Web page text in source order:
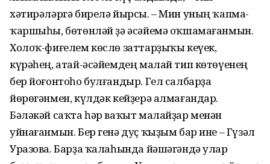
хәтирәләргә бирелә йырсы. – Мин уның ҡапма-
ҡаршыһы, бөтөнләй ҙә әсәйемә оҡшамағанмын.
Холоҡ-фиғелем көслө заттарҙыҡы кеүек,
күрәһең, атай-әсәйемдең малай тип көтөүенең
бер йоғонтоһо булғандыр. Гел салбарҙа
йөрөгәнмен, күлдәк кейҙерә алмағандар.
Бәләкәй саҡта һәр ваҡыт малайҙар менән
уйнағанмын. Бер генә дуҫ ҡыҙым бар ине – Гүзәл
Уразова. Барҙа ҡалаһында йәшәгәндә улар